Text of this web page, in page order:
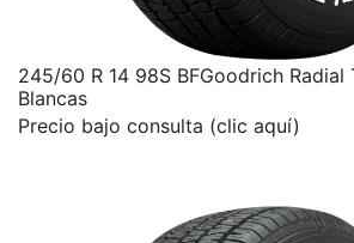
245/60 R 14 98S BFGoodrich Radial
Blancas
Precio bajo consulta (clic aquí)